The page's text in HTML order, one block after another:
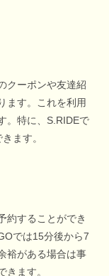
クーポンや友達紹
ます。これを利用
。特に、S.RIDEで
ます。
約することができ
では15分後から7
裕がある場合は事
ます。